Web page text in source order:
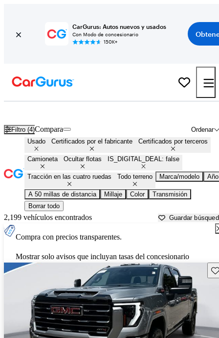
CarGurus: Autos nuevos y usados
Con Modo de concesionario
150K+
Filtro (4) Ordenar
Compara
Usado Certificados por el fabricante Certificados por terceros
Camioneta Ocultar flotas IS_DIGITAL_DEAL: false
Tracción en las cuatro ruedas Todo terreno Marca/modelo Año
A 50 millas de distancia Millaje Color
Transmisión
Borrar todo
2,199 vehículos encontrados Guardar
Compra con precios transparentes.
Mostrar solo avisos que incluyan tasas del concesionario